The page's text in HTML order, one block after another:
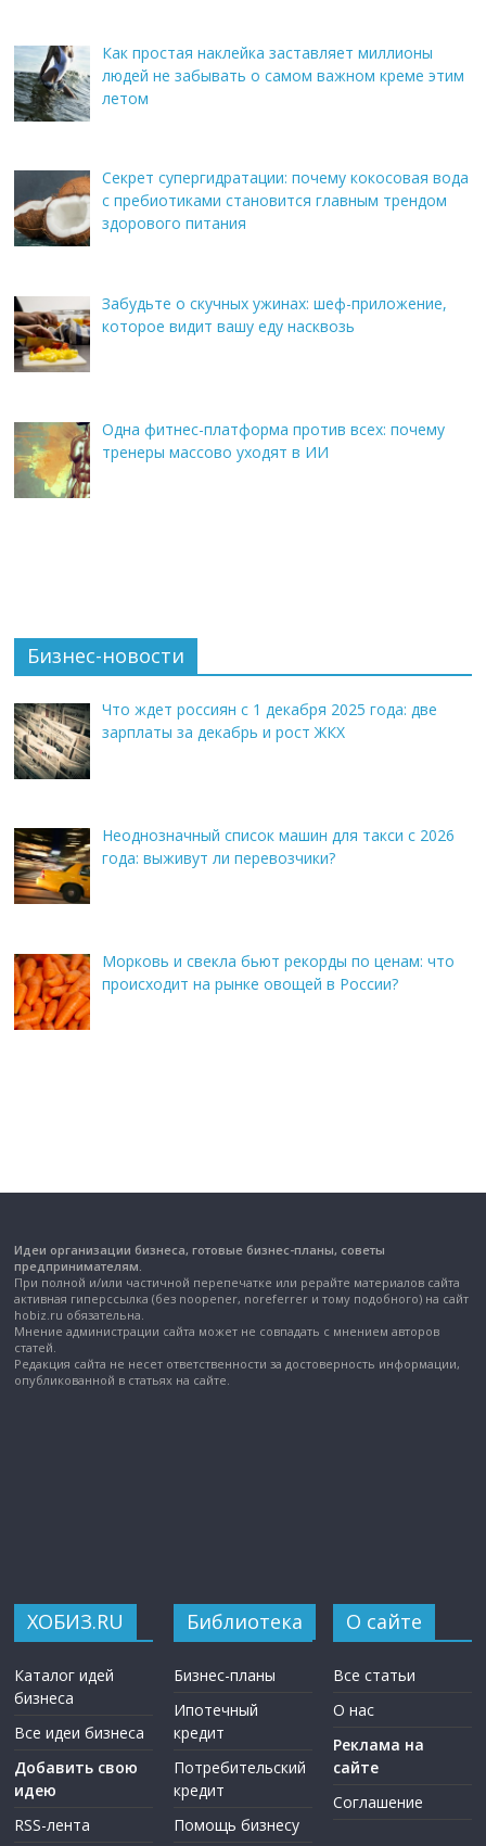
Как простая наклейка заставляет миллионы
людей не забывать о самом важном креме этим
летом
Секрет супергидратации: почему кокосовая вода
с пребиотиками становится главным трендом
здорового питания
Забудьте о скучных ужинах: шеф-приложение,
которое видит вашу еду насквозь
Одна фитнес-платформа против всех: почему
тренеры массово уходят в ИИ
Бизнес-новости
Что ждет россиян с 1 декабря 2025 года: две
зарплаты за декабрь и рост ЖКХ
Неоднозначный список машин для такси с 2026
года: выживут ли перевозчики?
Морковь и свекла бьют рекорды по ценам: что
происходит на рынке овощей в России?
Идеи организации бизнеса, готовые бизнес-планы, советы
предпринимателям.
При полной и/или частичной перепечатке или рерайте материалов сайта
активная гиперссылка (без noopener, noreferrer и тому подобного) на сайт
hobiz.ru обязательна.
Мнение администрации сайта может не совпадать с мнением авторов
статей.
Редакция сайта не несет ответственности за достоверность информации,
опубликованной в статьях на сайте.
ХОБИЗ.RU
Каталог идей
бизнеса
Все идеи бизнеса
Добавить свою
идею
RSS-лента
Библиотека
Бизнес-планы
Ипотечный
кредит
Потребительский
кредит
Помощь бизнесу
О сайте
Все статьи
О нас
Реклама на
сайте
Соглашение